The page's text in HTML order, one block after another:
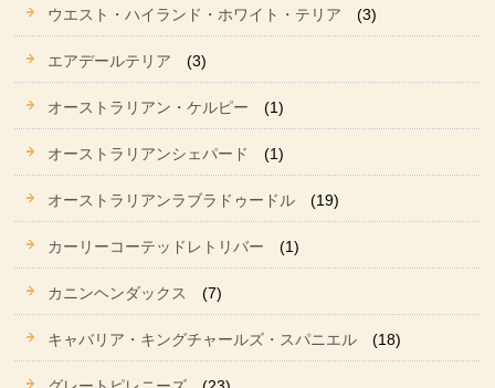
ウエスト・ハイランド・ホワイト・テリア (3)
エアデールテリア (3)
オーストラリアン・ケルピー (1)
オーストラリアンシェパード (1)
オーストラリアンラブラドゥードル (19)
カーリーコーテッドレトリバー (1)
カニンヘンダックス (7)
キャバリア・キングチャールズ・スパニエル (18)